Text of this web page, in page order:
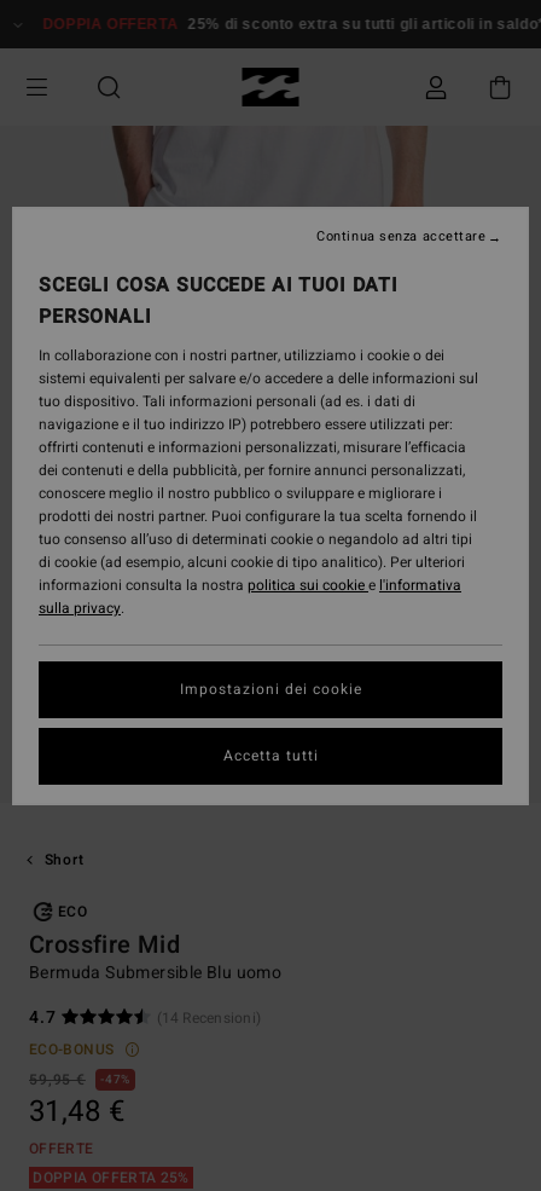
alle
prodotto
DOPPIA OFFERTA 25% di sconto extra su tutti gli articoli in
Short
ECO
Crossfire Mid
Bermuda Submersible Blu uomo
4.7
(14 Recensioni)
ECO-BONUS
59,95 €
47%
31,48 €
OFFERTE
DOPPIA OFFERTA 25%
SCEGLI COSA SUCCEDE AI TUOI DATI
PERSONALI
In collaborazione con i nostri partner, utilizziamo i cookie o dei
sistemi equivalenti per salvare e/o accedere a delle informazioni sul
tuo dispositivo. Tali informazioni personali (ad es. i dati di
navigazione e il tuo indirizzo IP) potrebbero essere utilizzati per:
offrirti contenuti e informazioni personalizzati, misurare l’efficacia
dei contenuti e della pubblicità, per fornire annunci personalizzati,
conoscere meglio il nostro pubblico o sviluppare e migliorare i
prodotti dei nostri partner. Puoi configurare la tua scelta fornendo il
tuo consenso all’uso di determinati cookie o negandolo ad altri tipi
di cookie (ad esempio, alcuni cookie di tipo analitico). Per ulteriori
informazioni consulta la nostra politica sui cookiee l'informativa
sulla privacy.
Impostazioni dei cookie
Continua senza accettare
Accetta tutti